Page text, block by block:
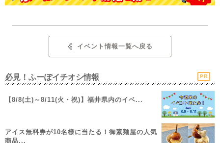
イベント情報一覧へ戻る
必見！ふーぽイチオシ情報 PR
【8/8(土)～8/11(火・祝)】福井県内のイベ...
アイス無料券が10名様に当たる！御素麺屋の人気
商品...